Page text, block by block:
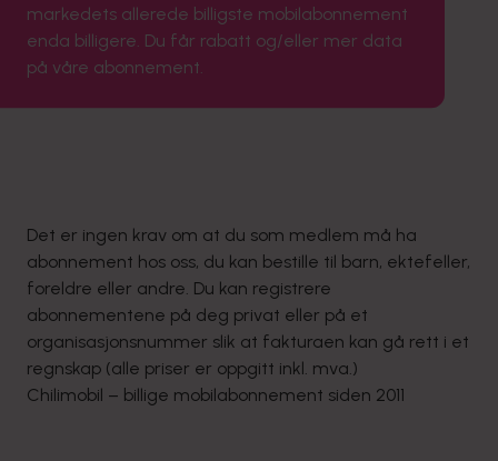
markedets allerede billigste mobilabonnement
enda billigere. Du får rabatt og/eller mer data
på våre abonnement.
Det er ingen krav om at du som medlem må ha
abonnement hos oss, du kan bestille til barn, ektefeller,
foreldre eller andre. Du kan registrere
abonnementene på deg privat eller på et
organisasjonsnummer slik at fakturaen kan gå rett i et
regnskap (alle priser er oppgitt inkl. mva.)
Chilimobil – billige mobilabonnement siden 2011